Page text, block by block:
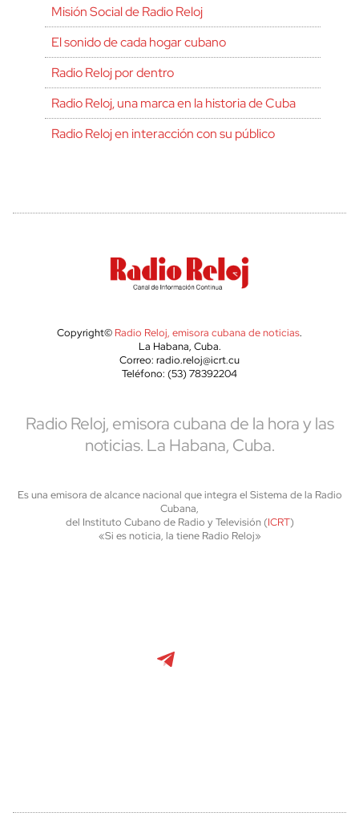
Misión Social de Radio Reloj
El sonido de cada hogar cubano
Radio Reloj por dentro
Radio Reloj, una marca en la historia de Cuba
Radio Reloj en interacción con su público
Copyright© Radio Reloj, emisora cubana de noticias.
La Habana, Cuba.
Correo: radio.reloj@icrt.cu
Teléfono: (53) 78392204
Radio Reloj, emisora cubana de la hora y las
noticias. La Habana, Cuba.
Es una emisora de alcance nacional que integra el Sistema de la Radio
Cubana,
del Instituto Cubano de Radio y Televisión (ICRT)
«Si es noticia, la tiene Radio Reloj»